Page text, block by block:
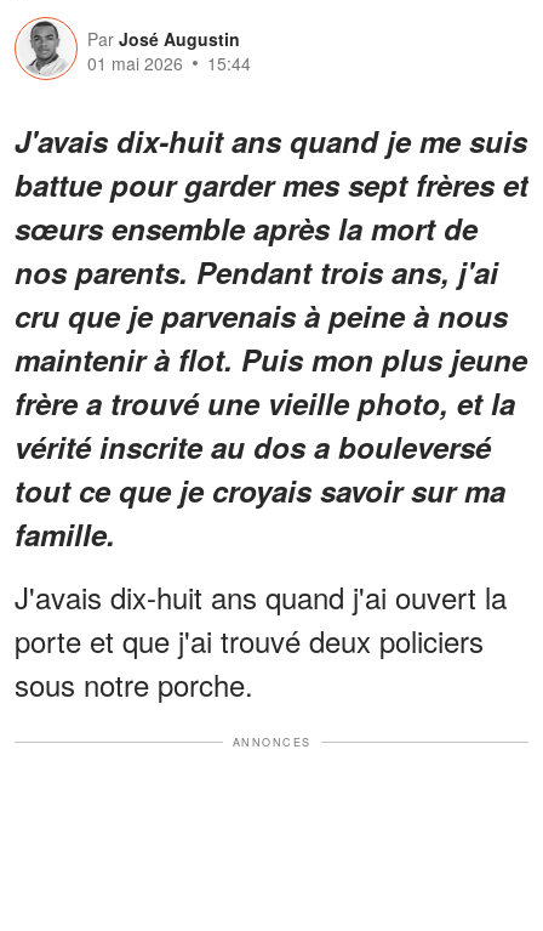
Par José Augustin
01 mai 2026
15:44
J'avais dix-huit ans quand je me suis
battue pour garder mes sept frères et
sœurs ensemble après la mort de
nos parents. Pendant trois ans, j'ai
cru que je parvenais à peine à nous
maintenir à flot. Puis mon plus jeune
frère a trouvé une vieille photo, et la
vérité inscrite au dos a bouleversé
tout ce que je croyais savoir sur ma
famille.
J'avais dix-huit ans quand j'ai ouvert la
porte et que j'ai trouvé deux policiers
sous notre porche.
ANNONCES